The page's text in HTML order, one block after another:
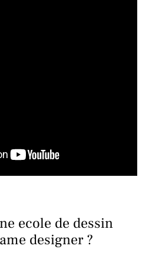
ecole de dessin
designer ?